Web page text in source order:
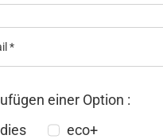
einer Option :
eco+